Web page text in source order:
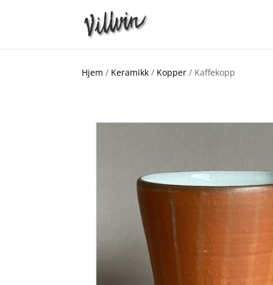
Hjem / Keramikk / Kopper / Kaffekopp